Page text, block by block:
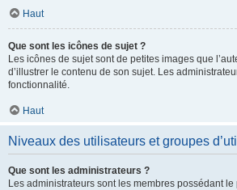
Haut
Que sont les icônes de sujet ?
Les icônes de sujet sont de petites images que
d’illustrer le contenu de son sujet. Les
fonctionnalité.
Haut
Niveaux des utilisateurs et groupes
Que sont les administrateurs ?
Les administrateurs sont les membres possédant